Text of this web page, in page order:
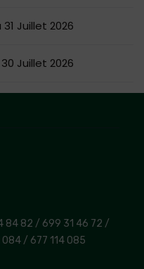
31 Juillet 2026
30 Juillet 2026
84 82 / 699 31 46 72 /
084 / 677 114 085